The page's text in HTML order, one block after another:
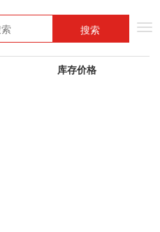
搜索
库存价格